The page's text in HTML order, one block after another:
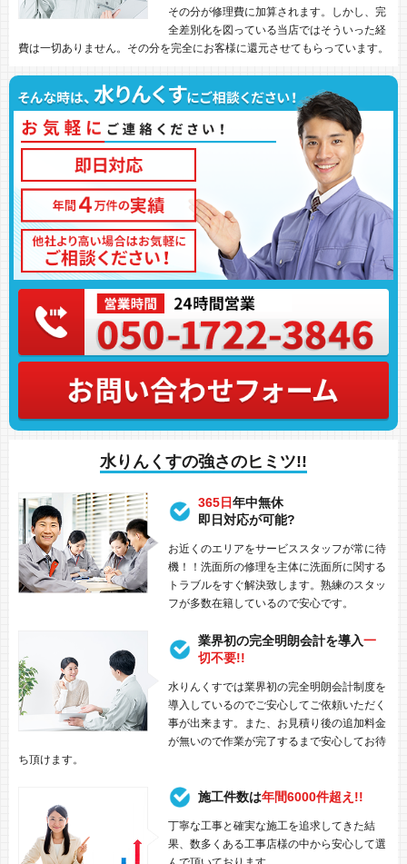
その分が修理費に加算されます。しかし、完
全差別化を図っている当店ではそういった経
費は一切ありません。その分を完全にお客様に還元させてもらっています。
水りんくすの強さのヒミツ!!
365日年中無休
即日対応が可能?
お近くのエリアをサービススタッフが常に待
機！！洗面所の修理を主体に洗面所に関する
トラブルをすぐ解決致します。熟練のスタッ
フが多数在籍しているので安心です。
業界初の完全明朗会計を導入一
切不要!!
水りんくすでは業界初の完全明朗会計制度を
導入しているのでご安心してご依頼いただく
事が出来ます。また、お見積り後の追加料金
が無いので作業が完了するまで安心してお待
ち頂けます。
施工件数は年間6000件超え!!
丁寧な工事と確実な施工を追求してきた結
果、数多くある工事店様の中から安心して選